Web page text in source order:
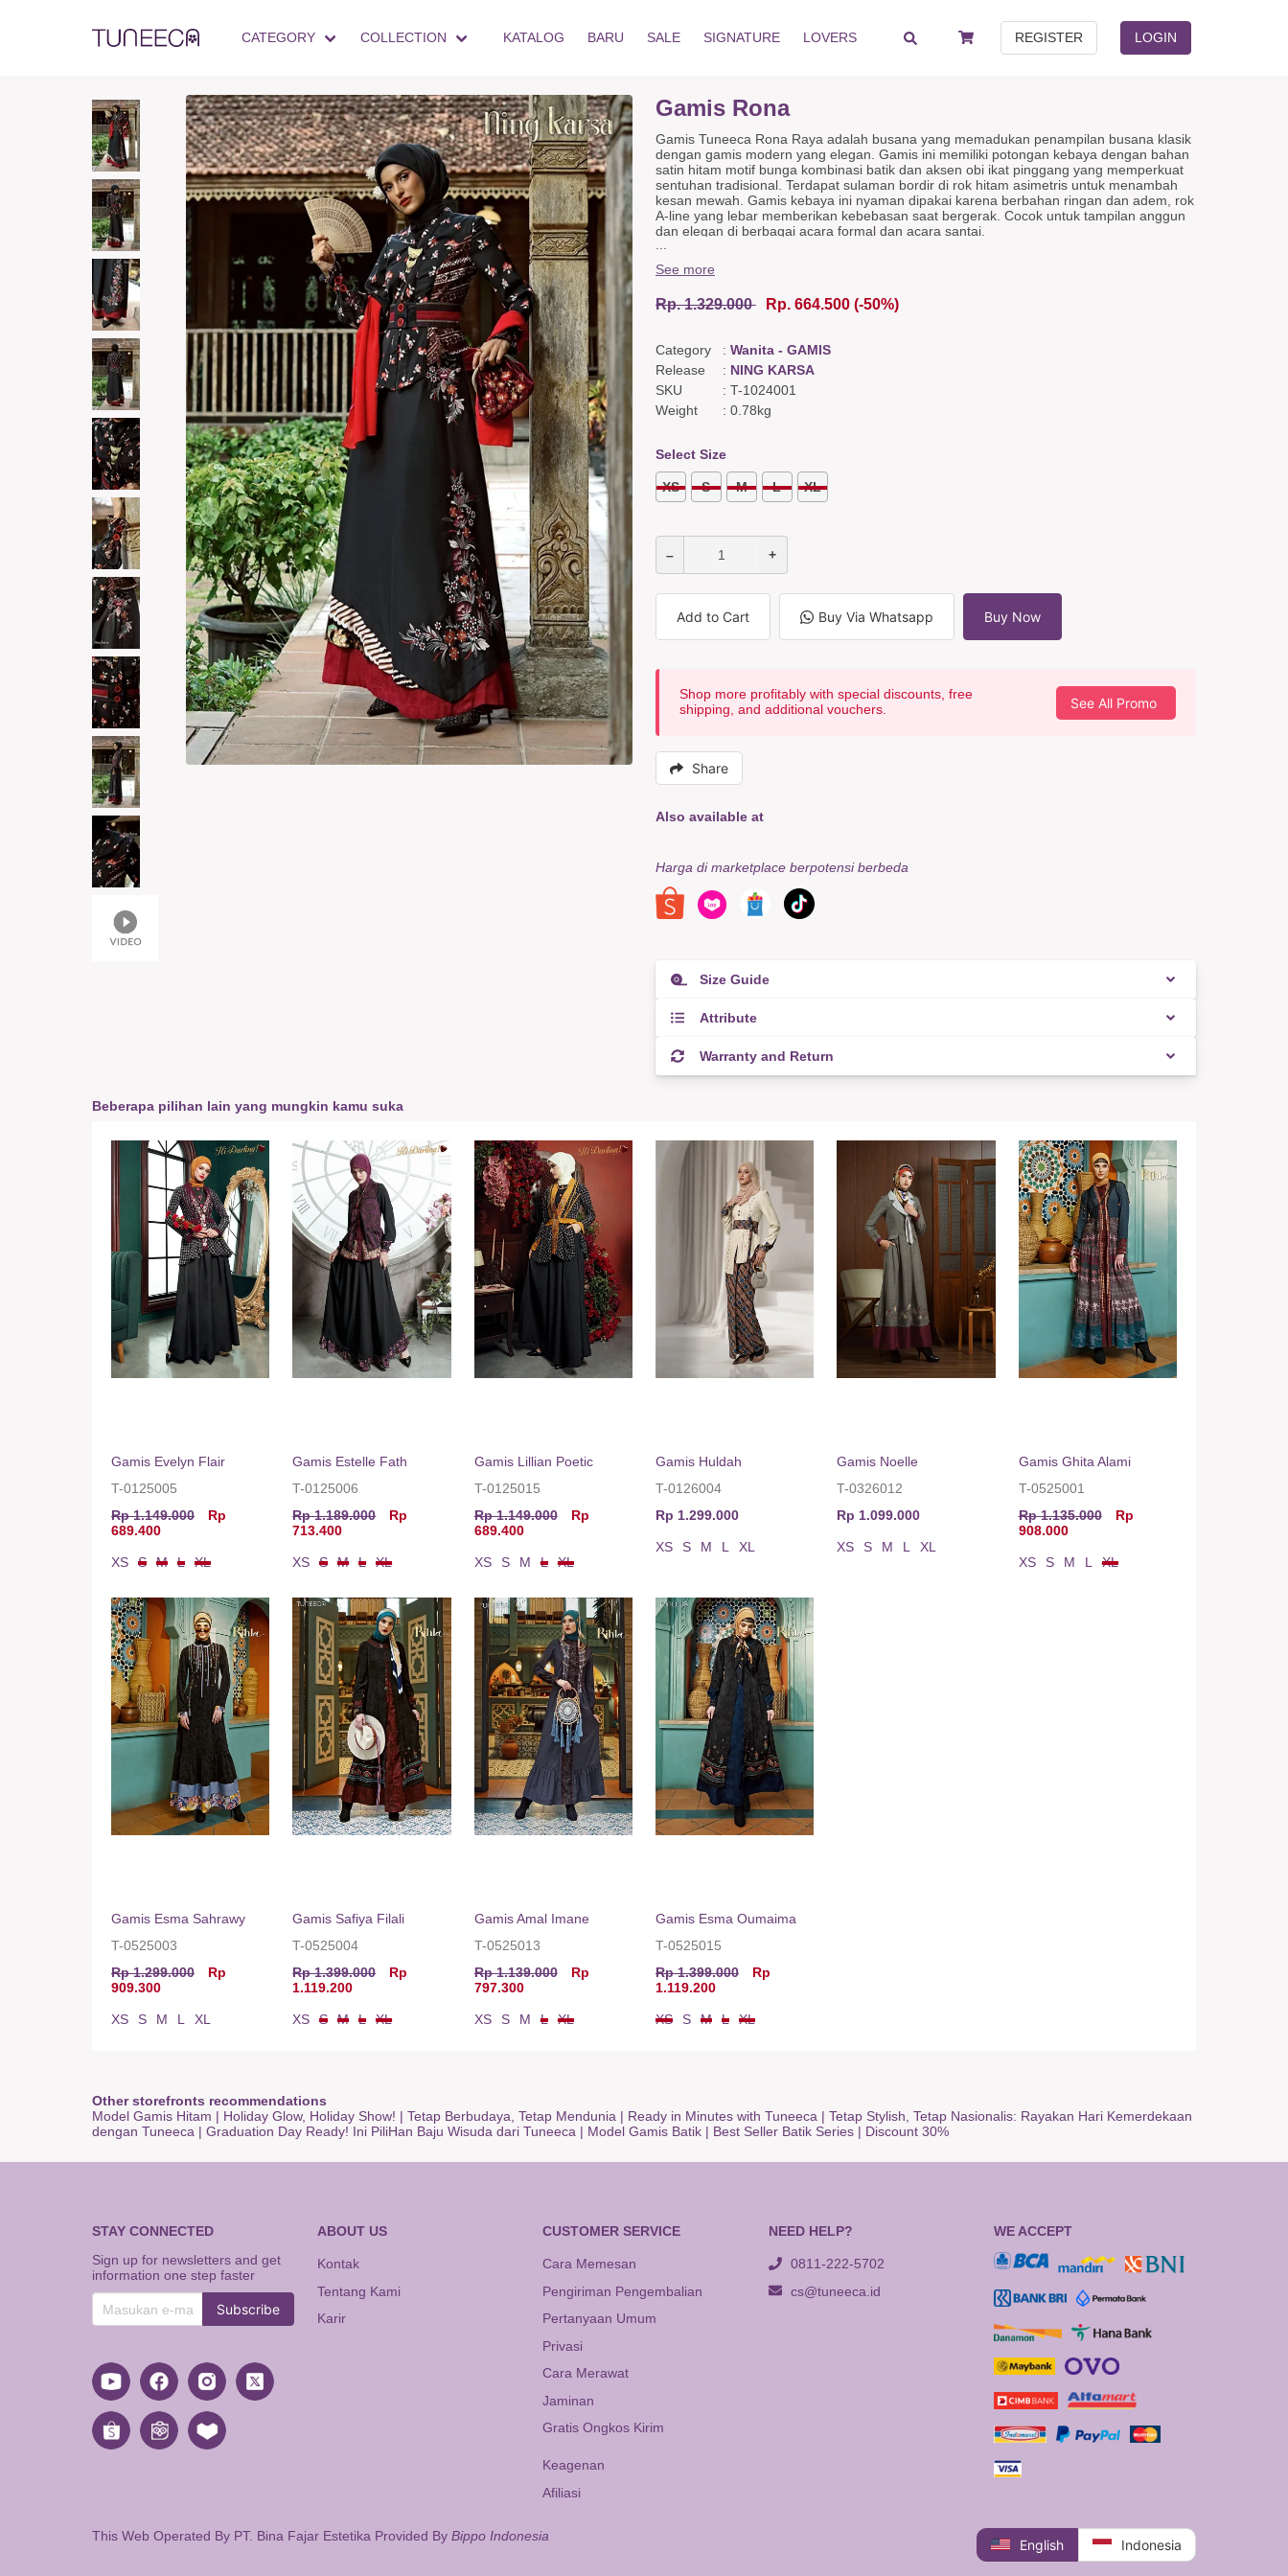
CATEGORY COLLECTION KATALOG BARU SALE SIGNATURE LOVERS REGISTER LOGIN
Gamis Rona
Gamis Tuneeca Rona Raya adalah busana yang memadukan penampilan busana klasik
dengan gamis modern yang elegan. Gamis ini memiliki potongan kebaya dengan bahan
satin hitam motif bunga kombinasi batik dan aksen obi ikat pinggang yang memperkuat
sentuhan tradisional. Terdapat sulaman bordir di rok hitam asimetris untuk menambah
kesan mewah. Gamis kebaya ini nyaman dipakai karena berbahan ringan dan adem, rok
A-line yang lebar memberikan kebebasan saat bergerak. Cocok untuk tampilan anggun
dan elegan di berbagai acara formal dan acara santai.
Detail Gamis
Ramah Ibu Menyusui,
Bordiran di Rok,
Stagen aksen.
Satin Hitam motif bunga,
Katun dobby Hitam,
Rayon jacquard Merah,
Batik,
Stagen lurik.
See more
Rp. 1.329.000 Rp. 664.500 (-50%)
Category : Wanita - GAMIS
Release
: NING KARSA
SKU
: T-1024001
Weight
: 0.78kg
Select Size
XS S M L XL
– +
Add to Cart Buy Via Whatsapp Buy Now
Shop more profitably with special discounts, free
shipping, and additional vouchers.
See All Promo
Share
Also available at
Harga di marketplace berpotensi berbeda
Size Guide
Attribute
Warranty and Return
Beberapa pilihan lain yang mungkin kamu suka
Gamis Evelyn Flair
T-0125005
Rp 1.149.000
Rp
689.400
XS S M L XL
Gamis Estelle Fath
T-0125006
Rp 1.189.000
Rp
713.400
XS S M L XL
Gamis Lillian Poetic
T-0125015
Rp 1.149.000
Rp
689.400
XS S M L XL
Gamis Huldah
T-0126004
Rp 1.299.000
XS S M L XL
Gamis Noelle
T-0326012
Rp 1.099.000
XS S M L XL
Gamis Ghita Alami
T-0525001
Rp 1.135.000
Rp
908.000
XS S M L XL
Gamis Esma Sahrawy
T-0525003
Rp 1.299.000
Rp
909.300
XS S M L XL
Gamis Safiya Filali
T-0525004
Rp 1.399.000
Rp
1.119.200
XS S M L XL
Gamis Amal Imane
T-0525013
Rp 1.139.000
Rp
797.300
XS S M L XL
Gamis Esma Oumaima
T-0525015
Rp 1.399.000
Rp
1.119.200
XS S M L XL
Other storefronts recommendations
Model Gamis Hitam | Holiday Glow, Holiday Show! | Tetap Berbudaya, Tetap Mendunia | Ready in Minutes with Tuneeca | Tetap Stylish, Tetap Nasionalis: Rayakan Hari Kemerdekaan
dengan Tuneeca | Graduation Day Ready! Ini PiliHan Baju Wisuda dari Tuneeca | Model Gamis Batik | Best Seller Batik Series | Discount 30%
STAY CONNECTED
Sign up for newsletters and get
information one step faster
Subscribe
ABOUT US
Kontak
Tentang Kami
Karir
CUSTOMER SERVICE
Cara Memesan
Pengiriman Pengembalian
Pertanyaan Umum
Privasi
Cara Merawat
Jaminan
Gratis Ongkos Kirim
Keagenan
Afiliasi
NEED HELP?
0811-222-5702
cs@tuneeca.id
WE ACCEPT
This Web Operated By PT. Bina Fajar Estetika Provided By Bippo Indonesia
English Indonesia